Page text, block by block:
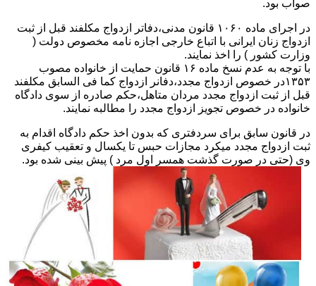
صواب بود.
در اجرای ماده ۱۰۶۰ قانون مدنی،دفاتر ازدواج مکلفند قبل از ثبت
ازدواج زنان ایرانی با اتباع خارجی اجازه نامه مخصوص دولت (
وزارت کشور ) را اخذ نمایند.
با توجه به عدم نسخ ماده ۱۶ قانون حمایت از خانواده مصوب
۱۳۵۳در خصوص ازدواج مجدد،دفانر ازدواج کما فی السابق مکلفند
قبل از ثبت ازدواج مجدد مردان متاهل،حکم صادره از سوی دادگاه
خانواده در خصوص تجویز ازدواج مجدد را مطالبه نمایند.
در قانون سابق برای سردفتری که بدون اخذ حکم دادگاه اقدام به
ثبت ازدواج مجدد میکرد مجازات حبس تا یکسال و تعقیب کیفری
وی (حتی در صورت گذشت همسر اول مرد ) پیش بینی شده بود.